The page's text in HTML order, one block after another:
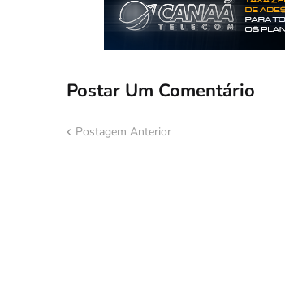
Postar Um Comentário
Postagem Anterior